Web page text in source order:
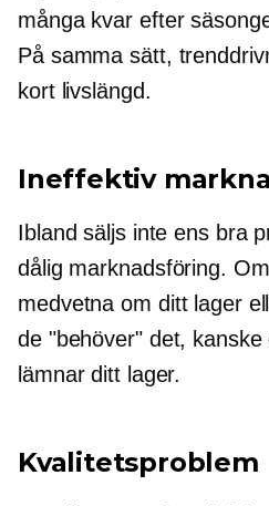
många kvar efter
På samma sätt,
kort livslängd.
Ineffektiv
Ibland säljs inte ens bra
dålig marknadsföring.
medvetna om ditt lager
de "behöver" det,
lämnar ditt lager.
Kvalitetsproblem